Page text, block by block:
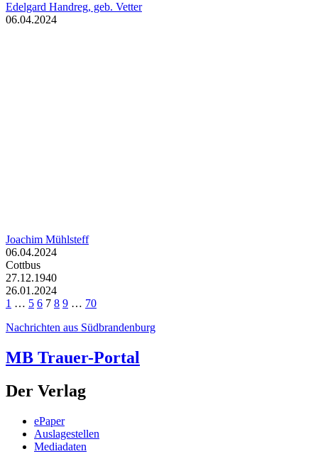
Edelgard Handreg, geb. Vetter
06.04.2024
Joachim Mühlsteff
06.04.2024
Cottbus
27.12.1940
26.01.2024
1 … 5 6 7 8 9 … 70
Nachrichten aus Südbrandenburg
MB Trauer-Portal
Der Verlag
ePaper
Auslagestellen
Mediadaten